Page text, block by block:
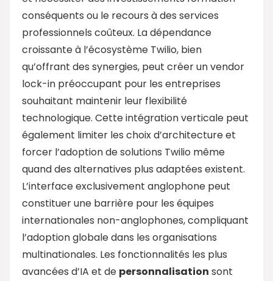
conséquents ou le recours à des services
professionnels coûteux. La dépendance
croissante à l’écosystème Twilio, bien
qu’offrant des synergies, peut créer un vendor
lock-in préoccupant pour les entreprises
souhaitant maintenir leur flexibilité
technologique. Cette intégration verticale peut
également limiter les choix d’architecture et
forcer l’adoption de solutions Twilio même
quand des alternatives plus adaptées existent.
L’interface exclusivement anglophone peut
constituer une barrière pour les équipes
internationales non-anglophones, compliquant
l’adoption globale dans les organisations
multinationales. Les fonctionnalités les plus
avancées d’IA et de personnalisation sont